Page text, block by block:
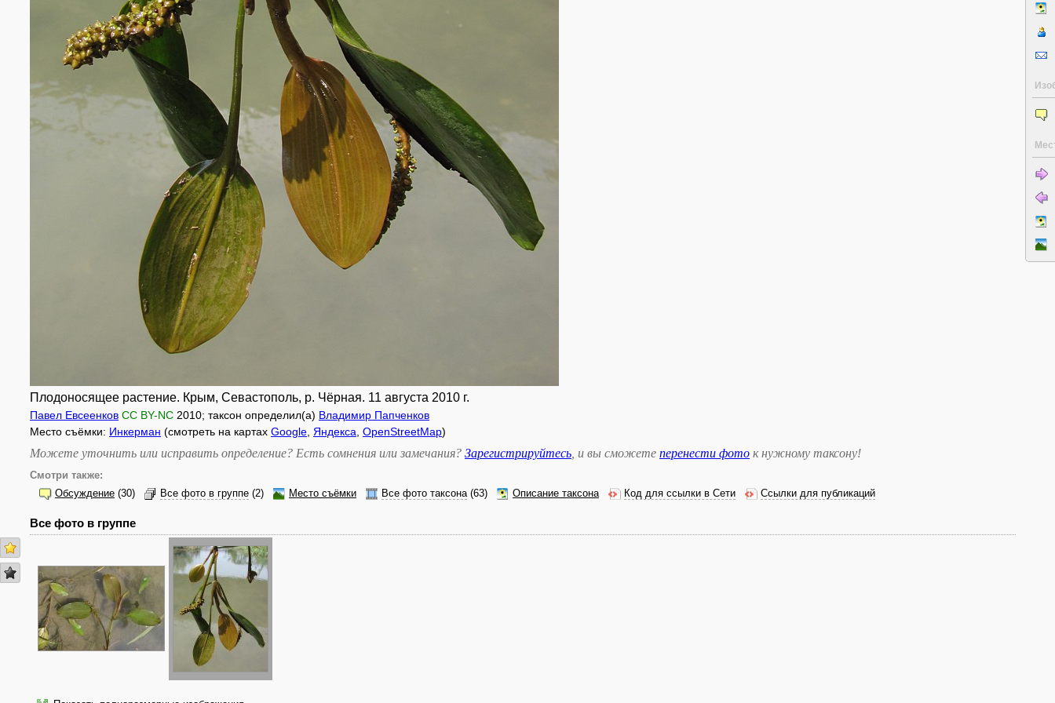
Плодоносящее растение. Крым, Севастополь, р. Чёрная. 11 августа 2010 г.
Павел Евсеенков CC BY-NC 2010; таксон определил(а) Владимир Папченков
Место съёмки: Инкерман (смотреть на картах Google Яндекса OpenStreetMap)
Можете уточнить или исправить определение? Есть сомнения или замечания? Зарегистрируйтесь , и вы сможете перенести фото к нужному таксону!
Смотри также:
Обсуждение (30) Все фото в группе (2) Место съёмки Все фото таксона(63) Описание таксона Код для ссылки в Сети Ссылки для публикаций
Все фото в группе